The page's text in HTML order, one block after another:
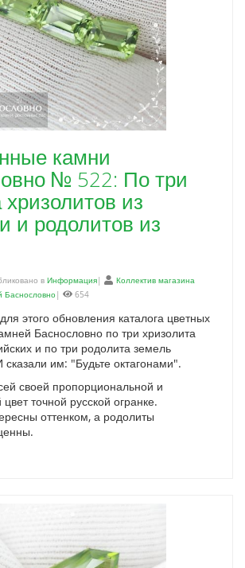
камни
№ 522: По три
хризолитов из
и родолитов из
в Информация|
Коллектив магазина
Баснословно| 654
этого обновления каталога цветных
Баснословно по три хризолита
и по три родолита земель
сказали им: "Будьте октагонами".
своей пропорциональной и
точной русской огранке.
оттенком, а родолиты